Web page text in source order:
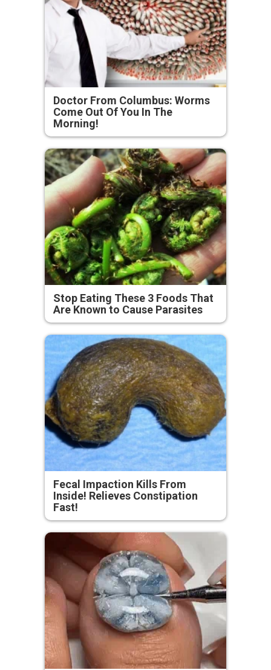
Doctor From Columbus: Worms
Come Out Of You In The
Morning!
Stop Eating These 3 Foods That
Are Known to Cause Parasites
Fecal Impaction Kills From
Inside! Relieves Constipation
Fast!